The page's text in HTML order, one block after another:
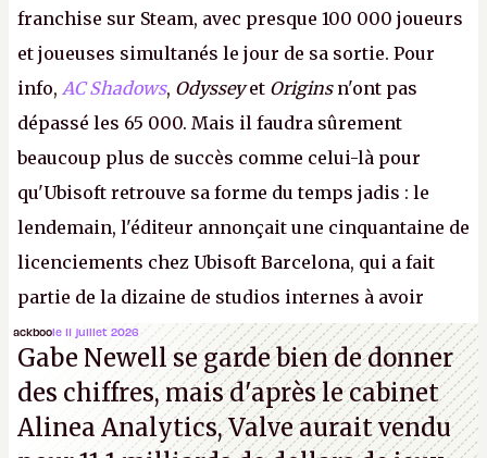
franchise sur Steam, avec presque 100 000 joueurs
et joueuses simultanés le jour de sa sortie. Pour
info, AC Shadows, Odysseyet Originsn'ont pas
dépassé les 65 000. Mais il faudra sûrement
beaucoup plus de succès comme celui-là pour
qu'Ubisoft retrouve sa forme du temps jadis : le
lendemain, l'éditeur annonçait une cinquantaine de
licenciements chez Ubisoft Barcelona, qui a fait
partie de la dizaine de studios internes à avoir
travaillé sur cetAssassin's Creedsous la direction
d'Ubisoft Singapour.A.
ackboole 11 juillet 2026
Gabe Newell se garde bien de donner
des chiffres, mais d'après le cabinet
Alinea Analytics, Valve aurait vendu